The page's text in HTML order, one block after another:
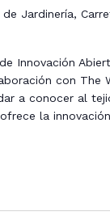
Jardinería,
Innovación
con The
a conocer al
la